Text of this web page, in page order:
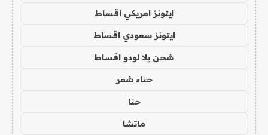
ايتونز امريكي اقساط
ايتونز سعودي اقساط
شحن يلا لودو اقساط
حناء شعر
حنا
ماتشا